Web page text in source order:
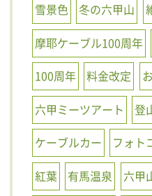
雪景色 冬の六甲山
摩耶ケーブル100周年
100周年
料金改定
六甲ミーツアート
登
ケーブルカー
フォト
紅葉
有馬温泉 六甲